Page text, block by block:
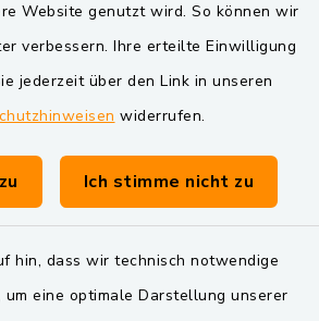
Website genutzt wird. So können wir
verbessern. Ihre erteilte Einwilligung
jederzeit über den Link in unseren
widerrufen.
Ich stimme nicht zu
hin, dass wir technisch notwendige
um eine optimale Darstellung unserer
bei Nabburg
Schwarzenfeld